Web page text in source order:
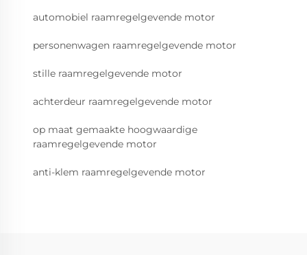
automobiel raamregelgevende motor
personenwagen raamregelgevende motor
stille raamregelgevende motor
achterdeur raamregelgevende motor
op maat gemaakte hoogwaardige
raamregelgevende motor
anti-klem raamregelgevende motor